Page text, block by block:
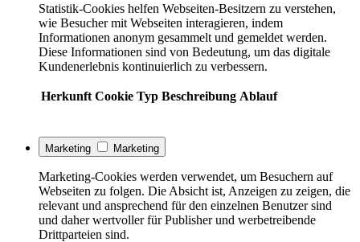
Statistik-Cookies helfen Webseiten-Besitzern zu verstehen,
wie Besucher mit Webseiten interagieren, indem
Informationen anonym gesammelt und gemeldet werden.
Diese Informationen sind von Bedeutung, um das digitale
Kundenerlebnis kontinuierlich zu verbessern.
Herkunft Cookie Typ Beschreibung Ablauf
Marketing Marketing
Marketing-Cookies werden verwendet, um Besuchern auf
Webseiten zu folgen. Die Absicht ist, Anzeigen zu zeigen, die
relevant und ansprechend für den einzelnen Benutzer sind
und daher wertvoller für Publisher und werbetreibende
Drittparteien sind.